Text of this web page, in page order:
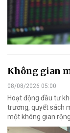
Không gian
08/08/2026 05:00
Hoạt động đầu tư
trương, quyết sách
một không gian